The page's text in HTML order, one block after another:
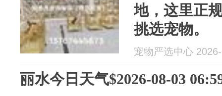
地，这里正
挑选宠物。
宠物严选中心
丽水今日天气$2026-08-03